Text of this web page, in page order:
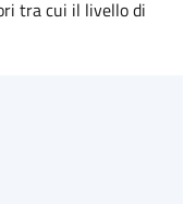
tra cui il livello di